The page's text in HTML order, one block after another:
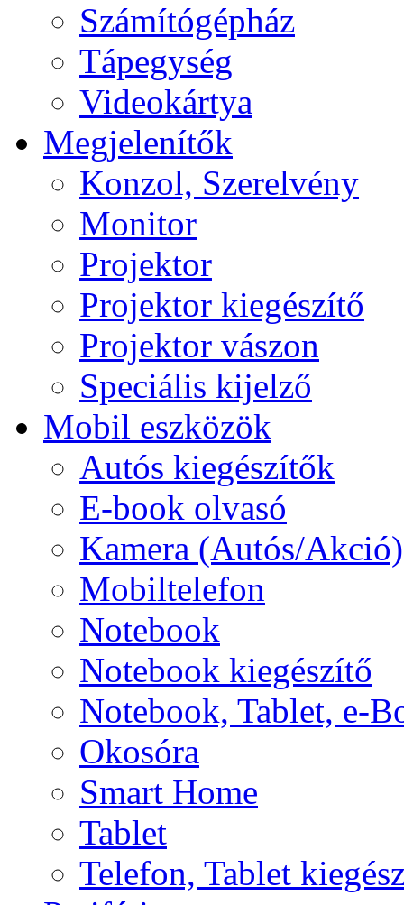
Számítógépház
Tápegység
Videokártya
Megjelenítők
Konzol, Szerelvény
Monitor
Projektor
Projektor kiegészítő
Projektor vászon
Speciális kijelző
Mobil eszközök
Autós kiegészítők
E-book olvasó
Kamera (Autós/Akció)
Mobiltelefon
Notebook
Notebook kiegészítő
Notebook, Tablet, e-
Okosóra
Smart Home
Tablet
Telefon, Tablet